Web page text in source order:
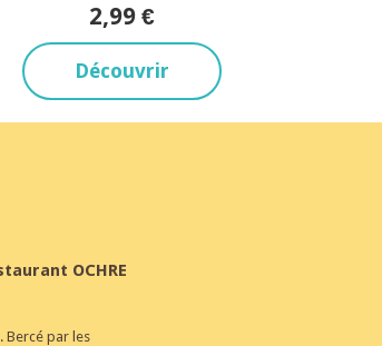
2,99 €
Découvrir
OCHRE
Bercé par les